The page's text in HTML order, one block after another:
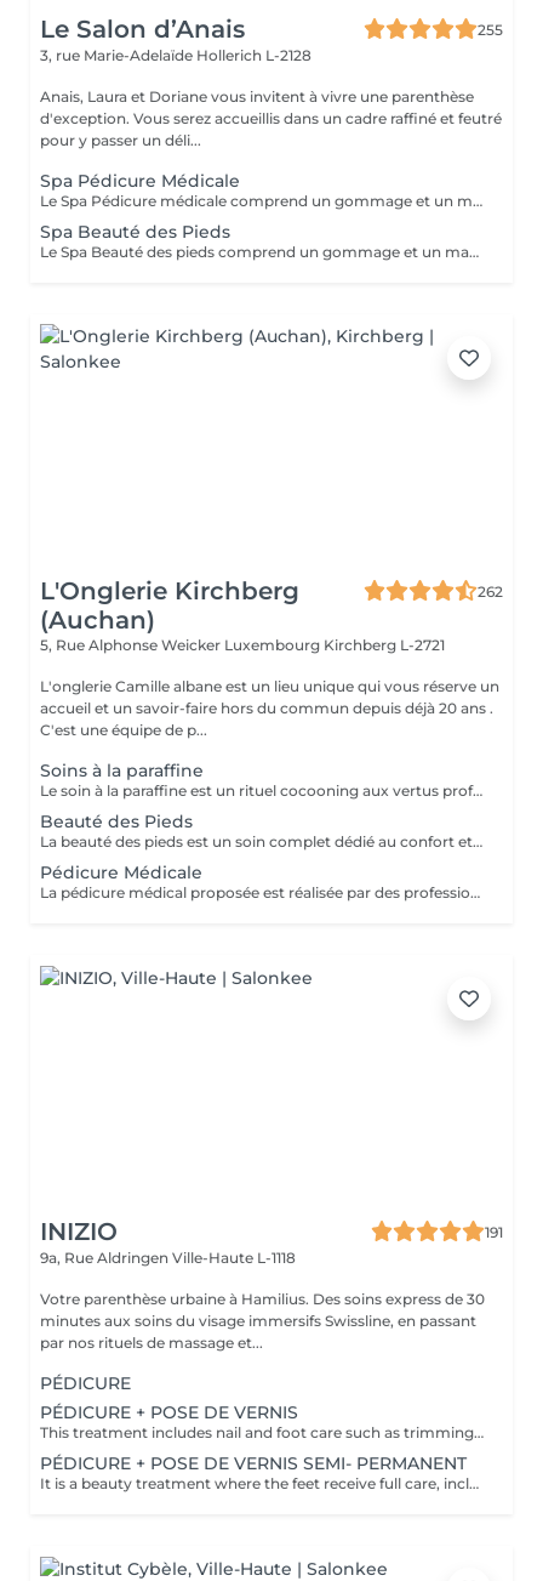
Le Salon d’Anais
255
3, rue Marie-Adelaïde Hollerich L-2128
Anais, Laura et Doriane vous invitent à vivre une parenthèse
d'exception. Vous serez accueillis dans un cadre raffiné et feutré
pour y passer un déli...
Spa Pédicure Médicale
Le Spa Pédicure médicale comprend un gommage et un massage des pieds
Spa Beauté des Pieds
Le Spa Beauté des pieds comprend un gommage et un massage des pieds Retrait du vernis semi permanent offert dans la prestation
L'Onglerie Kirchberg
(Auchan)
262
5, Rue Alphonse Weicker Luxembourg Kirchberg L-2721
L'onglerie Camille albane est un lieu unique qui vous réserve un
accueil et un savoir-faire hors du commun depuis déjà 20 ans .
C'est une équipe de p...
Soins à la paraffine
Le soin à la paraffine est un rituel cocooning aux vertus profondément nourrissantes et réparatrices. Grâce à la chaleur douce de la paraffine, la peau est intensément hydratée, assouplie et apaisée. Ce soin est particulièrement recommandé pour les mains sèches, abîmées ou sensibles, laissant la peau douce, lisse et visiblement régénérée des la première séance.
Beauté des Pieds
La beauté des pieds est un soin complet dédié au confort et a l'esthétique des pieds. Elle comprend la mise en forme des ongles, le soin des cuticules, le travail des callosités et l'hydratation pour une peau douce et soignée. Idéal pour retrouver des pieds nets et élégants, ce soin procure une sensation immédiate de légèreté et de bien-être.
Pédicure Médicale
La pédicure médical proposée est réalisée par des professionnelles diplômées en tant que tel. La pédicure médicale est un soin spécifique destiné à traiter les affections courantes du pied tout en assurant confort et hygiène irréprochable. Elle comprend le traitement des ongles incarnés, cors, durillons, callosités, ainsi que le soin des ongles et de la peau. Réalisée avec des techniques professionnelles, et du matériel stérilisé, cette prestation vise à soulager durablement les douleurs, prévenir les récidives et préserver la santé du pied.
INIZIO
191
9a, Rue Aldringen Ville-Haute L-1118
Votre parenthèse urbaine à Hamilius. Des soins express de 30
minutes aux soins du visage immersifs Swissline, en passant
par nos rituels de massage et...
PÉDICURE
PÉDICURE + POSE DE VERNIS
This treatment includes nail and foot care such as trimming, shaping, cuticle care, and exfoliation, followed by the application of nail polish. It leaves feet looking polished and well-groomed, enhancing both health and beauty of nails and skin.
PÉDICURE + POSE DE VERNIS SEMI- PERMANENT
It is a beauty treatment where the feet receive full care, including nail trimming, shaping, and skin exfoliation, followed by the application of a semi-permanent nail polish. The semi-permanent polish is applied in thin layers, each cured under a UV or LED lamp to harden it, resulting in a long-lasting, chip-resistant, and glossy finish. This service leaves the toenails beautifully colored and durable, with the skin and nails refreshed and well-groomed.